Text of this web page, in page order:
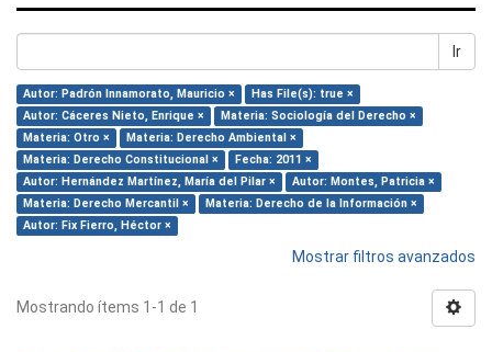
Ir
Autor: Padrón Innamorato, Mauricio ×
Has File(s): true ×
Autor: Cáceres Nieto, Enrique ×
Materia: Sociología del Derecho ×
Materia: Otro ×
Materia: Derecho Ambiental ×
Materia: Derecho Constitucional ×
Fecha: 2011 ×
Autor: Hernández Martínez, María del Pilar ×
Autor: Montes, Patricia ×
Materia: Derecho Mercantil ×
Materia: Derecho de la Información ×
Autor: Fix Fierro, Héctor ×
Mostrar filtros avanzados
Mostrando ítems 1-1 de 1